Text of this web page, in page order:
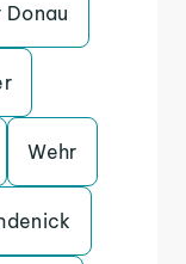
Wehr